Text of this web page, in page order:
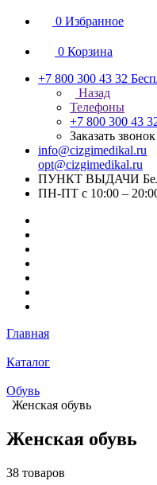
0 Избранное
0 Корзина
+7 800 300 43 32
Назад
Телефоны
+7 800 300 43
Заказать звонок
info@cizgimedikal.ru
opt@cizgimedikal.ru
ПУНКТ ВЫДАЧИ
ПН-ПТ с 10:00 –
Главная
Каталог
Обувь
Женская обувь
Женская обувь
38 товаров